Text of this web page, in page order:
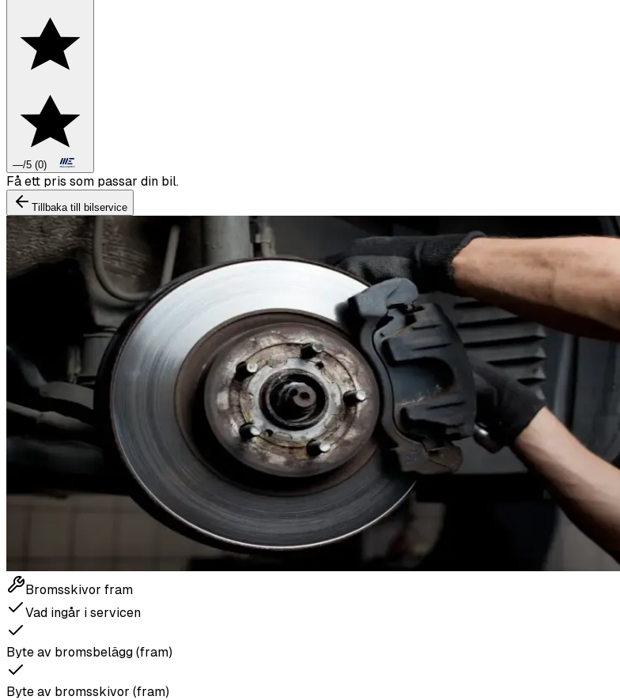
—/5 (0)
Boka däckbyte eller montering inför vintern.
Tillbaka till bilservice
Bromsskivor fram
Vad ingår i servicen
Byte av bromsbelägg (fram)
Byte av bromsskivor (fram)